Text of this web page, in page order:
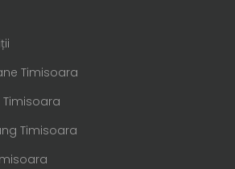
Timisoara
Timisoara
Timisoara